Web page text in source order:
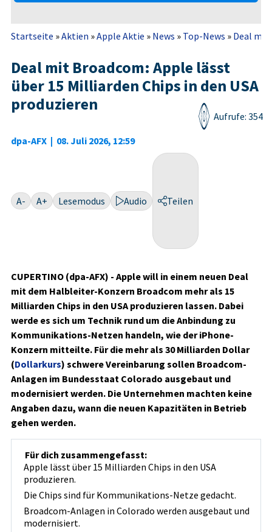
Startseite »Aktien »Apple Aktie » News » Top-News » Deal mit
Deal mit Broadcom: Apple lässt
über 15 Milliarden Chips in den USA
produzieren
dpa-AFX | 08. Juli 2026, 12:59
Aufrufe: 354
A- A+ Lesemodus Audio Teilen
CUPERTINO (dpa-AFX) - Applewill in einem neuen Deal
mit dem Halbleiter-Konzern Broadcom mehr als 15
Milliarden Chips in den USA produzieren lassen. Dabei
werde es sich um Technik rund um die Anbindung zu
Kommunikations-Netzen handeln, wie der iPhone-
Konzern mitteilte. Für die mehr als 30 Milliarden Dollar
(Dollarkurs) schwere Vereinbarung sollen Broadcom-
Anlagen im Bundesstaat Colorado ausgebaut und
modernisiert werden. Die Unternehmen machten keine
Angaben dazu, wann die neuen Kapazitäten in Betrieb
gehen werden.
Für dich zusammengefasst:
Apple lässt über 15 Milliarden Chips in den USA
produzieren.
Die Chips sind für Kommunikations-Netze gedacht.
Broadcom-Anlagen in Colorado werden ausgebaut und
modernisiert.